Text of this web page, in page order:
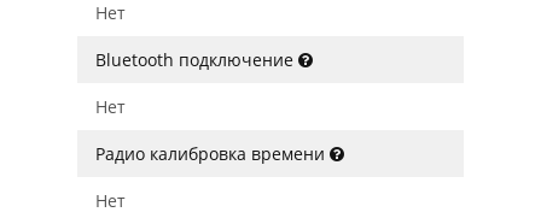
Нет
Bluetooth подключение
Нет
Радио калибровка времени
Нет